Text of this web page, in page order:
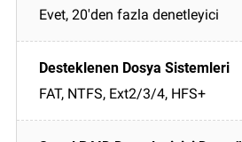
Evet, 20'den fazla denetleyici
FAT, NTFS, Ext2/3/4, HFS+